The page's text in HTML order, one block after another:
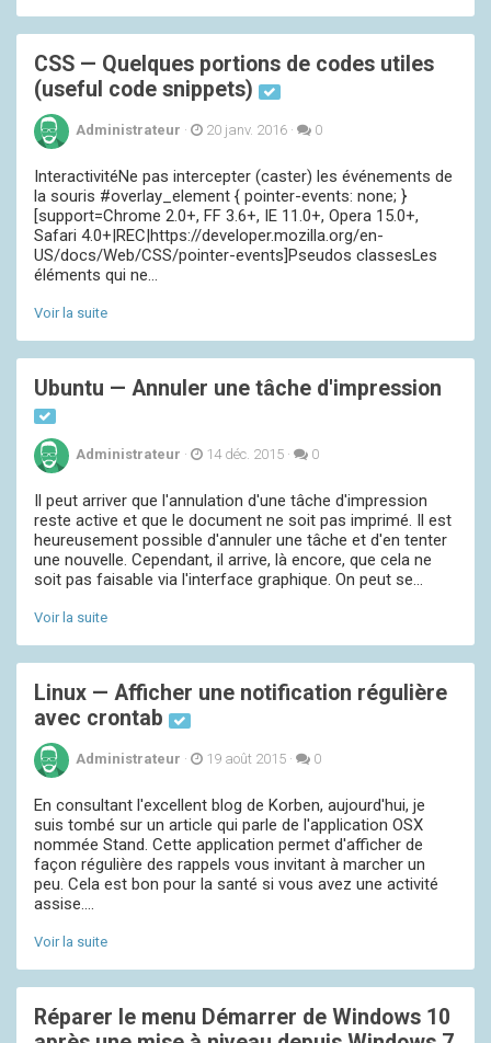
CSS — Quelques portions de codes utiles
(useful code snippets)
Administrateur · 20 janv. 2016 · 0
InteractivitéNe pas intercepter (caster) les événements de
la souris #overlay_element { pointer-events: none; }
[support=Chrome 2.0+, FF 3.6+, IE 11.0+, Opera 15.0+,
Safari 4.0+|REC|https://developer.mozilla.org/en-
US/docs/Web/CSS/pointer-events]Pseudos classesLes
éléments qui ne...
Voir la suite
Ubuntu — Annuler une tâche d'impression
Administrateur · 14 déc. 2015 · 0
Il peut arriver que l'annulation d'une tâche d'impression
reste active et que le document ne soit pas imprimé. Il est
heureusement possible d'annuler une tâche et d'en tenter
une nouvelle. Cependant, il arrive, là encore, que cela ne
soit pas faisable via l'interface graphique. On peut se...
Voir la suite
Linux — Afficher une notification régulière
avec crontab
Administrateur · 19 août 2015 · 0
En consultant l'excellent blog de Korben, aujourd'hui, je
suis tombé sur un article qui parle de l'application OSX
nommée Stand. Cette application permet d'afficher de
façon régulière des rappels vous invitant à marcher un
peu. Cela est bon pour la santé si vous avez une activité
assise....
Voir la suite
Réparer le menu Démarrer de Windows 10